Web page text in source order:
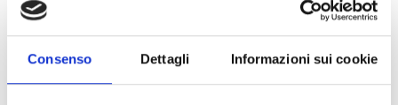
Consenso Dettagli Informazioni sui cookie
Staatsstraße 5
39020 Kastelbell - Tschars